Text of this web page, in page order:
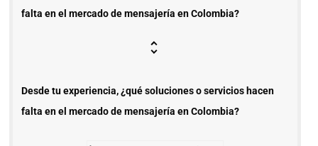
falta en el mercado de mensajería en Colombia?
Desde tu experiencia, ¿qué soluciones o servicios hacen
falta en el mercado de mensajería en Colombia?